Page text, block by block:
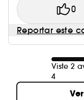
0
Reportar este
Viste 2
4